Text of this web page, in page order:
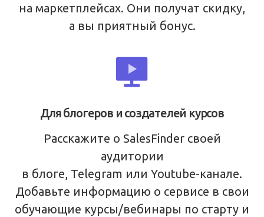
на маркетплейсах. Они получат скидку,
а вы приятный бонус.
Для блогеров и создателей курсов
Расскажите о SalesFinder своей
аудитории
в блоге, Telegram или Youtube-канале.
Добавьте информацию о сервисе в свои
обучающие курсы⁠/⁠вебинары по старту и